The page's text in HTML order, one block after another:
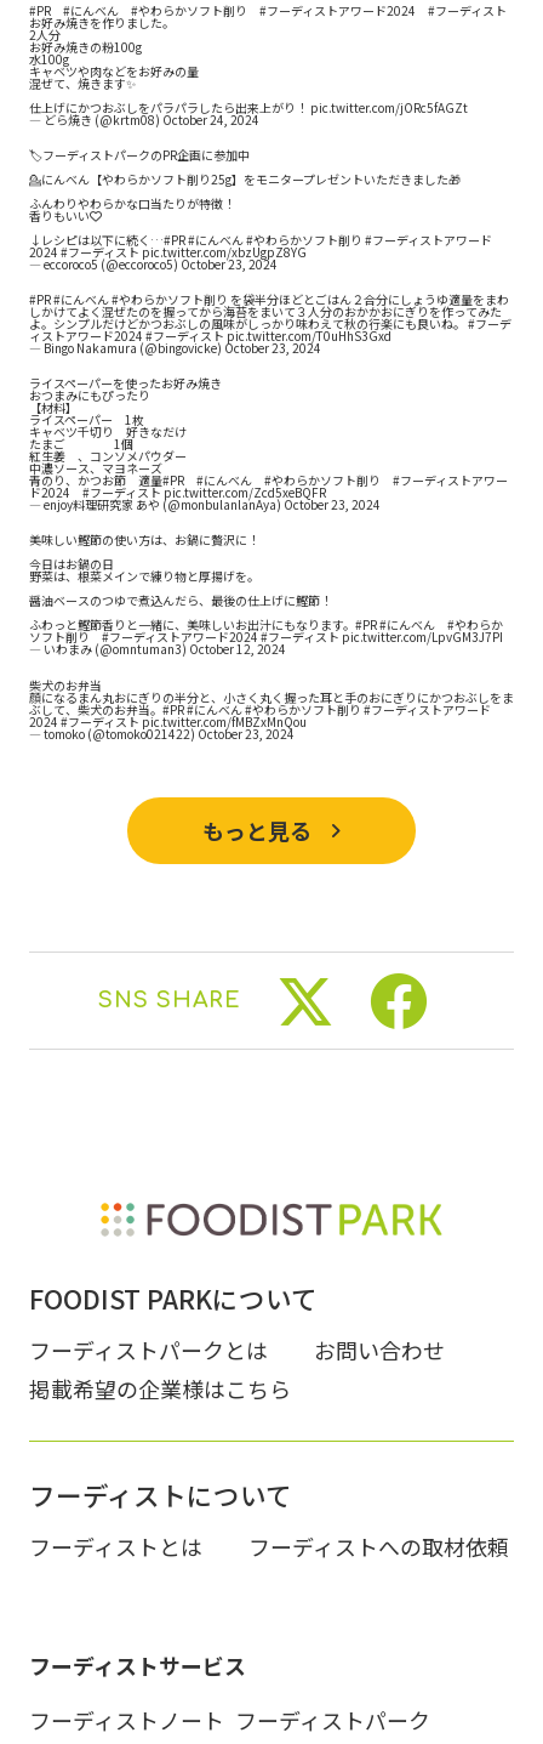
#PR #にんべん #やわらかソフト削り #フーディストアワード2024 #フーディスト
お好み焼きを作りました。
2人分
お好み焼きの粉100g
水100g
キャベツや肉などをお好みの量
混ぜて、焼きます✨
仕上げにかつおぶしをパラパラしたら出来上がり！ pic.twitter.com/jORc5fAGZt
— どら焼き (@krtm08) October 24, 2024
🏷️フーディストパークのPR企画に参加中
💁にんべん【やわらかソフト削り25g】をモニタープレゼントいただきました🎁
ふんわりやわらかな口当たりが特徴！
香りもいい❤️
↓レシピは以下に続く…#PR#にんべん#やわらかソフト削り #フーディストアワード
2024 #フーディスト pic.twitter.com/xbzUgpZ8YG
— eccoroco5 (@eccoroco5) October 23, 2024
#PR#にんべん#やわらかソフト削り を袋半分ほどとごはん２合分にしょうゆ適量をまわ
しかけてよく混ぜたのを握ってから海苔をまいて３人分のおかかおにぎりを作ってみた
よ。シンプルだけどかつおぶしの風味がしっかり味わえて秋の行楽にも良いね。 #フーデ
ィストアワード2024 #フーディスト pic.twitter.com/T0uHhS3Gxd
— Bingo Nakamura (@bingovicke) October 23, 2024
ライスペーパーを使ったお好み焼き
おつまみにもぴったり
【材料】
ライスペーパー 1枚
キャベツ千切り 好きなだけ
たまご 1個
紅生姜 、コンソメパウダー
中濃ソース、マヨネーズ
青のり、かつお節 適量#PR #にんべん #やわらかソフト削り #フーディストアワー
ド2024 #フーディスト pic.twitter.com/Zcd5xeBQFR
— enjoy料理研究家 あや (@monbulanlanAya) October 23, 2024
美味しい鰹節の使い方は、お鍋に贅沢に！
今日はお鍋の日
野菜は、根菜メインで練り物と厚揚げを。
醤油ベースのつゆで煮込んだら、最後の仕上げに鰹節！
ふわっと鰹節香りと一緒に、美味しいお出汁にもなります。 #PR#にんべん #やわらか
ソフト削り #フーディストアワード2024#フーディスト pic.twitter.com/LpvGM3J7PI
— いわまみ (@omntuman3) October 12, 2024
柴犬のお弁当
顔になるまん丸おにぎりの半分と、小さく丸く握った耳と手のおにぎりにかつおぶしをま
ぶして、柴犬のお弁当。 #PR#にんべん#やわらかソフト削り#フーディストアワード
2024#フーディストpic.twitter.com/fMBZxMnQou
— tomoko (@tomoko021422)October 23, 2024
もっと見る
SNS SHARE
FOODIST PARKについて
フーディストパークとは
お問い合わせ
掲載希望の企業様はこちら
フーディストについて
フーディストとは フーディストへの取材依頼
フーディストサービス
フーディストノート フーディストパーク